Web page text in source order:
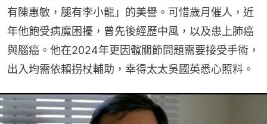
有陳惠敏，腿有李小龍」的美譽。可惜歲月催人，近
年他飽受病魔困擾，曾先後經歷中風，以及患上肺癌
與腦癌。他在2024年更因髖關節問題需要接受手術，
出入均需依賴拐杖輔助，幸得太太吳國英悉心照料。